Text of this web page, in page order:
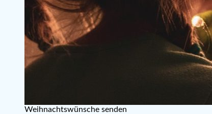
Weihnachtswünsche senden